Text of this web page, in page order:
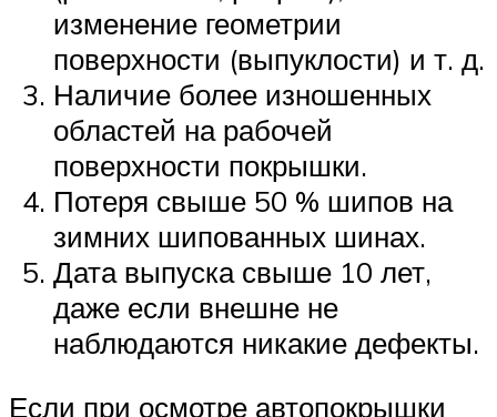
изменение геометрии
поверхности (выпуклости) и т. д.
Наличие более изношенных
областей на рабочей
поверхности покрышки.
Потеря свыше 50 % шипов на
зимних шипованных шинах.
Дата выпуска свыше 10 лет,
даже если внешне не
наблюдаются никакие дефекты.
Если при осмотре автопокрышки